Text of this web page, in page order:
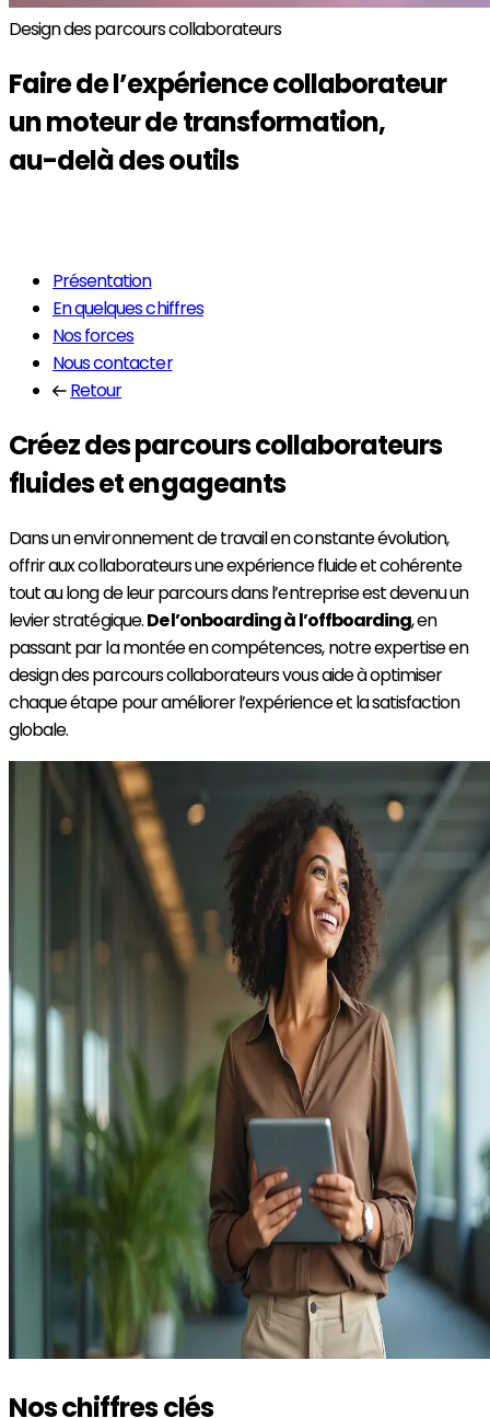
Design des parcours collaborateurs
Faire del’expérience collaborateur
un moteur de transformation,
au-delà des outils
Présentation
En quelques chiffres
Nos forces
Nous contacter
Retour
Créez des parcours collaborateurs
fluides et engageants
Dans un environnement de travail en constante évolution,
offrir aux collaborateurs une expérience fluide et cohérente
tout au long de leur parcours dans l’entreprise est devenu un
levier stratégique.De l’onboardingà l’offboarding, en
passant par la montée en compétences, notre expertise en
design des parcours collaborateurs vous aideà optimiser
chaque étape pour améliorer l’expérience et la satisfaction
globale.
Nos chiffres clés